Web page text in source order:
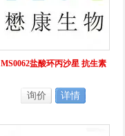
MS0062盐酸环丙沙星 抗生素
询价 详情